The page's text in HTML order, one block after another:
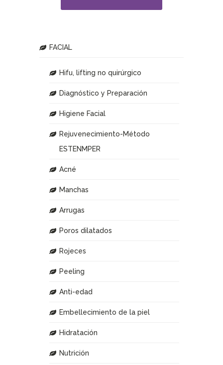
FACIAL
Hifu, lifting no quirúrgico
Diagnóstico y Preparación
Higiene Facial
Rejuvenecimiento-Método
ESTENMPER
Acné
Manchas
Arrugas
Poros dilatados
Rojeces
Peeling
Anti-edad
Embellecimiento de la piel
Hidratación
Nutrición